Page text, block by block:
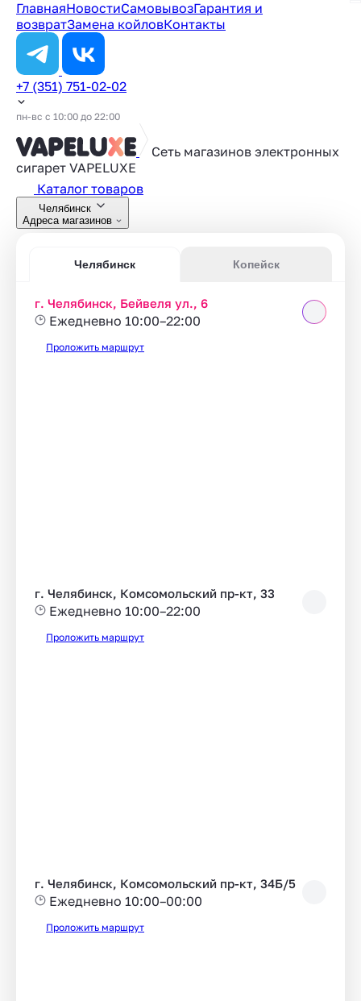
ГлавнаяНовостиСамовывозГарантия и
возвратЗамена койловКонтакты
+7 (351) 751-02-02
пн-вс с 10:00 до 22:00
Сеть магазинов электронных
сигарет VAPELUXE
Каталог товаров
Челябинск
Адреса магазинов
Челябинск Копейск
г. Челябинск, Бейвеля ул., 6
Ежедневно 10:00–22:00
Проложить маршрут
г. Челябинск, Комсомольский пр-кт, 33
Ежедневно 10:00–22:00
Проложить маршрут
г. Челябинск, Комсомольский пр-кт, 34Б/5
Ежедневно 10:00–00:00
Проложить маршрут